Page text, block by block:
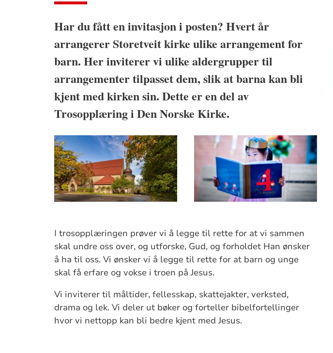
Har du fått en invitasjon i posten? Hvert år
arrangerer Storetveit kirke ulike arrangement for
barn. Her inviterer vi ulike aldergrupper til
arrangementer tilpasset dem, slik at barna kan bli
kjent med kirken sin. Dette er en del av
Trosopplæring i Den Norske Kirke.
I trosopplæringen prøver vi å legge til rette for at vi sammen
skal undre oss over, og utforske, Gud, og forholdet Han ønsker
å ha til oss. Vi ønsker vi å legge til rette for at barn og unge
skal få erfare og vokse i troen på Jesus.
Vi inviterer til måltider, fellesskap, skattejakter, verksted,
drama og lek. Vi deler ut bøker og forteller bibelfortellinger
hvor vi nettopp kan bli bedre kjent med Jesus.